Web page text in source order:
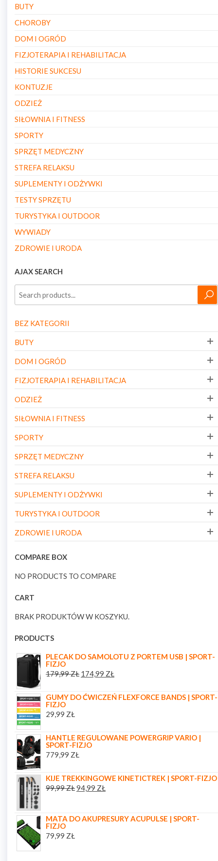
BUTY
CHOROBY
DOM I OGRÓD
FIZJOTERAPIA I REHABILITACJA
HISTORIE SUKCESU
KONTUZJE
ODZIEŻ
SIŁOWNIA I FITNESS
SPORTY
SPRZĘT MEDYCZNY
STREFA RELAKSU
SUPLEMENTY I ODŻYWKI
TESTY SPRZĘTU
TURYSTYKA I OUTDOOR
WYWIADY
ZDROWIE I URODA
AJAX SEARCH
BEZ KATEGORII
BUTY
DOM I OGRÓD
FIZJOTERAPIA I REHABILITACJA
ODZIEŻ
SIŁOWNIA I FITNESS
SPORTY
SPRZĘT MEDYCZNY
STREFA RELAKSU
SUPLEMENTY I ODŻYWKI
TURYSTYKA I OUTDOOR
ZDROWIE I URODA
COMPARE BOX
NO PRODUCTS TO COMPARE
CART
BRAK PRODUKTÓW W KOSZYKU.
PRODUCTS
PLECAK DO SAMOLOTU Z PORTEM USB | SPORT-
FIZJO
179,99ZŁ 174,99 ZŁ
GUMY DO ĆWICZEŃ FLEXFORCE BANDS | SPORT-
FIZJO
29,99 ZŁ
HANTLE REGULOWANE POWERGRIP VARIO |
SPORT-FIZJO
779,99 ZŁ
KIJE TREKKINGOWE KINETICTREK | SPORT-FIZJO
99,99ZŁ94,99 ZŁ
MATA DO AKUPRESURY ACUPULSE | SPORT-
FIZJO
79,99 ZŁ